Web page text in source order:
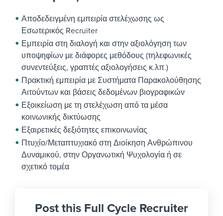
Αποδεδειγμένη εμπειρία στελέχωσης ως
Εσωτερικός Recruiter
Εμπειρία στη διαλογή και στην αξιολόγηση των
υποψηφίων με διάφορες μεθόδους (τηλεφωνικές
συνεντεύξεις, γραπτές αξιολογήσεις κ.λπ.)
Πρακτική εμπειρία με Συστήματα Παρακολούθησης
Αιτούντων και βάσεις δεδομένων βιογραφικών
Εξοικείωση με τη στελέχωση από τα μέσα
κοινωνικής δικτύωσης
Εξαιρετικές δεξιότητες επικοινωνίας
Πτυχίο/Μεταπτυχιακό στη Διοίκηση Ανθρώπινου
Δυναμικού, στην Οργανωτική Ψυχολογία ή σε
σχετικό τομέα
Post this Full Cycle Recruiter